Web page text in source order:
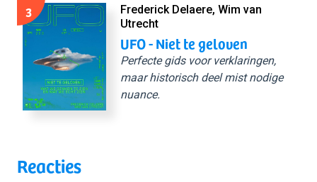
3
Frederick Delaere, Wim van
Utrecht
UFO - Niet te geloven
Perfecte gids voor verklaringen,
maar historisch deel mist nodige
nuance.
Reacties